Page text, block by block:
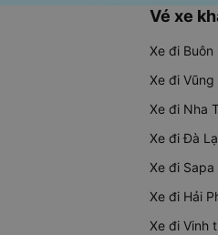
Vé xe
Xe đi Buôn
Xe đi Vũng
Xe đi Nha
Xe đi Đà
Xe đi
Xe đi Hải
Xe đi Vinh